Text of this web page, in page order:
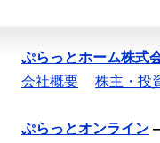
ぷらっとホーム株式
会社概要
株主・投
ぷらっとオンライン